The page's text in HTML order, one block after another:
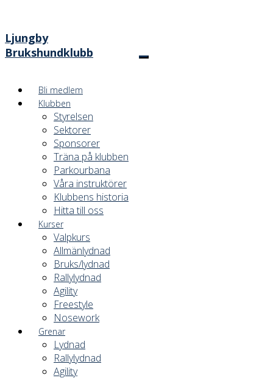
Ljungby
Brukshundklubb
Bli medlem
Klubben
Styrelsen
Sektorer
Sponsorer
Träna på klubben
Parkourbana
Våra instruktörer
Klubbens historia
Hitta till oss
Kurser
Valpkurs
Allmänlydnad
Bruks/lydnad
Rallylydnad
Agility
Freestyle
Nosework
Grenar
Lydnad
Rallylydnad
Agility